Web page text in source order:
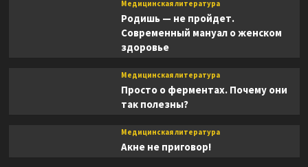
Медицинская литература
Родишь — не пройдет.
Современный мануал о женском
здоровье
Медицинская литература
Просто о ферментах. Почему они
так полезны?
Медицинская литература
Акне не приговор!